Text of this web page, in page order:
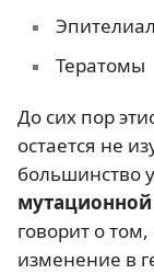
Тератомы
До сих пор
остается не
большинство
мутационной
говорит о
изменение в